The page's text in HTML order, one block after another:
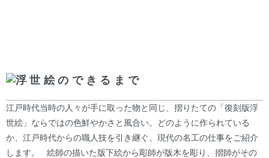
浮世絵のできるまで
江戸時代当時の人々が手に取った物と同じ、摺りたての「復刻版浮
世絵」ならではの色鮮やかさと風合い。どのように作られている
か、江戸時代からの職人技を引き継ぐ、現代の名工の仕事をご紹介
します。 絵師の描いた版下絵から彫師が版木を彫り、摺師がその